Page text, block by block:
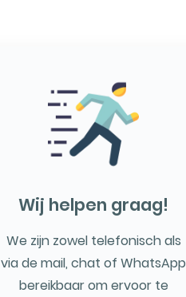
Wij helpen graag!
We zijn zowel telefonisch als
via de mail, chat of WhatsApp
bereikbaar om ervoor te